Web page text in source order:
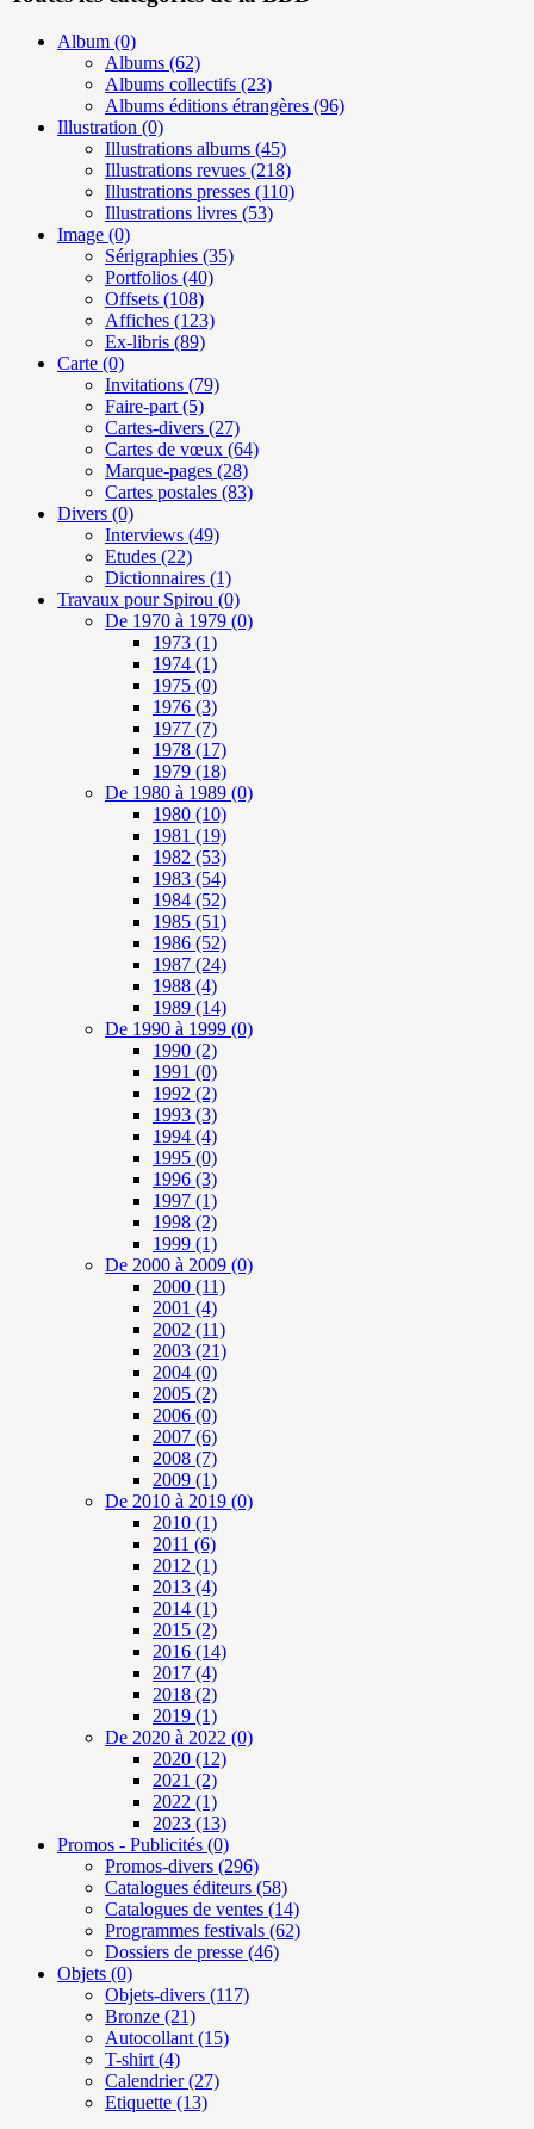
Album (0)
Albums (62)
Albums collectifs (23)
Albums éditions étrangères (96)
Illustration (0)
Illustrations albums (45)
Illustrations revues (218)
Illustrations presses (110)
Illustrations livres (53)
Image (0)
Sérigraphies (35)
Portfolios (40)
Offsets (108)
Affiches (123)
Ex-libris (89)
Carte (0)
Invitations (79)
Faire-part (5)
Cartes-divers (27)
Cartes de vœux (64)
Marque-pages (28)
Cartes postales (83)
Divers (0)
Interviews (49)
Etudes (22)
Dictionnaires (1)
Travaux pour Spirou (0)
De 1970 à 1979 (0)
1973 (1)
1974 (1)
1975 (0)
1976 (3)
1977 (7)
1978 (17)
1979 (18)
De 1980 à 1989 (0)
1980 (10)
1981 (19)
1982 (53)
1983 (54)
1984 (52)
1985 (51)
1986 (52)
1987 (24)
1988 (4)
1989 (14)
De 1990 à 1999 (0)
1990 (2)
1991 (0)
1992 (2)
1993 (3)
1994 (4)
1995 (0)
1996 (3)
1997 (1)
1998 (2)
1999 (1)
De 2000 à 2009 (0)
2000 (11)
2001 (4)
2002 (11)
2003 (21)
2004 (0)
2005 (2)
2006 (0)
2007 (6)
2008 (7)
2009 (1)
De 2010 à 2019 (0)
2010 (1)
2011 (6)
2012 (1)
2013 (4)
2014 (1)
2015 (2)
2016 (14)
2017 (4)
2018 (2)
2019 (1)
De 2020 à 2022 (0)
2020 (12)
2021 (2)
2022 (1)
2023 (13)
Promos - Publicités (0)
Promos-divers (296)
Catalogues éditeurs (58)
Catalogues de ventes (14)
Programmes festivals (62)
Dossiers de presse (46)
Objets (0)
Objets-divers (117)
Bronze (21)
Autocollant (15)
T-shirt (4)
Calendrier(27)
Etiquette (13)